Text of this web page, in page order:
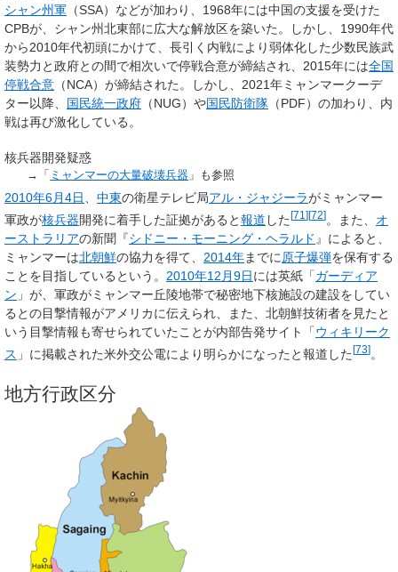
シャン州軍 （SSA）などが加わり、1968年には中国の支援を受けた
CPBが、シャン州北東部に広大な解放区を築いた。しかし、1990年代
から2010年代初頭にかけて、長引く内戦により弱体化した少数民族武
装勢力と政府との間で相次いで停戦合意が締結され、2015年には全国
停戦合意 （NCA）が締結された。しかし、2021年ミャンマークーデ
ター以降、 国民統一政府 （NUG）や国民防衛隊 （PDF）の加わり、内
戦は再び激化している。
核兵器開発疑惑
→「 ミャンマーの大量破壊兵器 」も参照
2010年6月4日、 中東の衛星テレビ局アル・ジャジーラがミャンマー
軍政が核兵器開発に着手した証拠があると報道 した [71 ][72] 。また、 オ
ーストラリアの新聞『シドニー・モーニング・ヘラルド 』によると、
ミャンマーは北朝鮮の協力を得て、 2014年までに 原子爆弾を保有する
ことを目指しているという。 2010年12月9日には英紙「ガーディア
ン 」が、軍政がミャンマー丘陵地帯で秘密地下核施設の建設をしてい
るとの目撃情報がアメリカに伝えられ、また、北朝鮮技術者を見たと
いう目撃情報も寄せられていたことが内部告発サイト「ウィキリーク
ス 」に掲載された米外交公電により明らかになったと報道した[73]。
地方行政区分